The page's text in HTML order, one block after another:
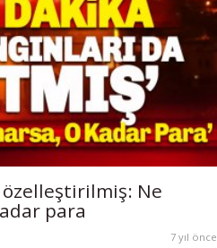
özelleştirilmiş: Ne
para
7 yıl önce